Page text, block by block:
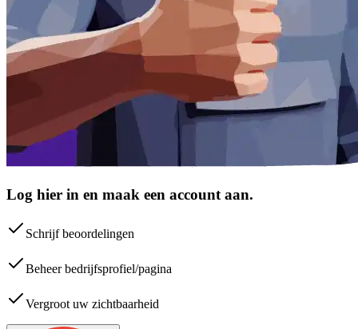
Log hier in en maak een account aan.
Schrijf beoordelingen
Beheer bedrijfsprofiel/pagina
Vergroot uw zichtbaarheid